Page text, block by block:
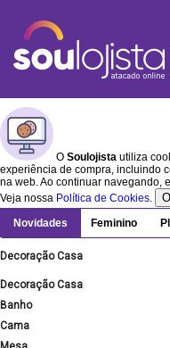
O Soulojista utiliza
experiência de compra, incluindo
na web. Ao continuar navegando,
Veja nossa Política de Cookies.
Novidades Feminino
Decoração Casa
Decoração Casa
Banho
Cama